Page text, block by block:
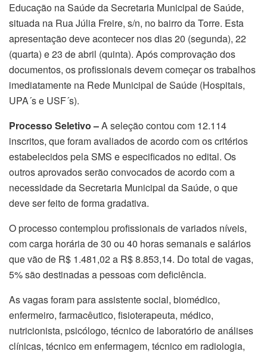
Educação na Saúde da Secretaria Municipal de Saúde,
situada na Rua Júlia Freire, s/n, no bairro da Torre. Esta
apresentação deve acontecer nos dias 20 (segunda), 22
(quarta) e 23 de abril (quinta). Após comprovação dos
documentos, os profissionais devem começar os trabalhos
imediatamente na Rede Municipal de Saúde (Hospitais,
UPA´s e USF´s).
Processo Seletivo –A seleção contou com 12.114
inscritos, que foram avaliados de acordo com os critérios
estabelecidos pela SMS e especificados no edital. Os
outros aprovados serão convocados de acordo com a
necessidade da Secretaria Municipal da Saúde, o que
deve ser feito de forma gradativa.
O processo contemplou profissionais de variados níveis,
com carga horária de 30 ou 40 horas semanais e salários
que vão de R$ 1.481,02 a R$ 8.853,14. Do total de vagas,
5% são destinadas a pessoas com deficiência.
As vagas foram para assistente social, biomédico,
enfermeiro, farmacêutico, fisioterapeuta, médico,
nutricionista, psicólogo, técnico de laboratório de análises
clínicas, técnico em enfermagem, técnico em radiologia,